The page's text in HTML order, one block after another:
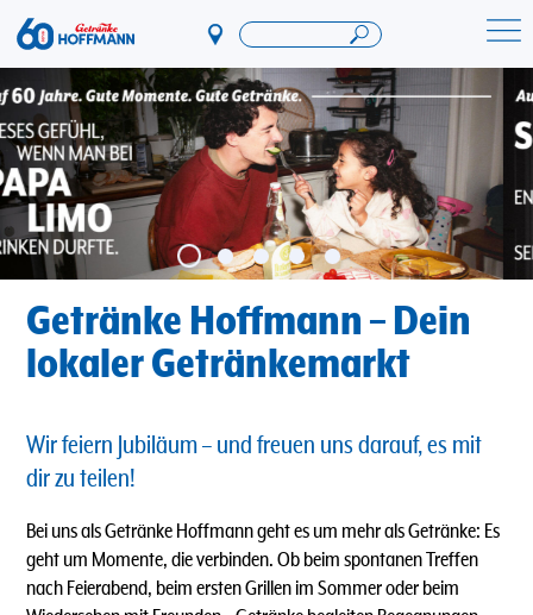
Direkt
zum
Inhalt
Startseite Getränke Hoffmann
Getränke Hoffmann – Dein
lokaler Getränkemarkt
Wir feiern Jubiläum – und freuen uns darauf, es mit
dir zu teilen!
Bei uns als Getränke Hoffmann geht es um mehr als Getränke: Es
geht um Momente, die verbinden. Ob beim spontanen Treffen
nach Feierabend, beim ersten Grillen im Sommer oder beim